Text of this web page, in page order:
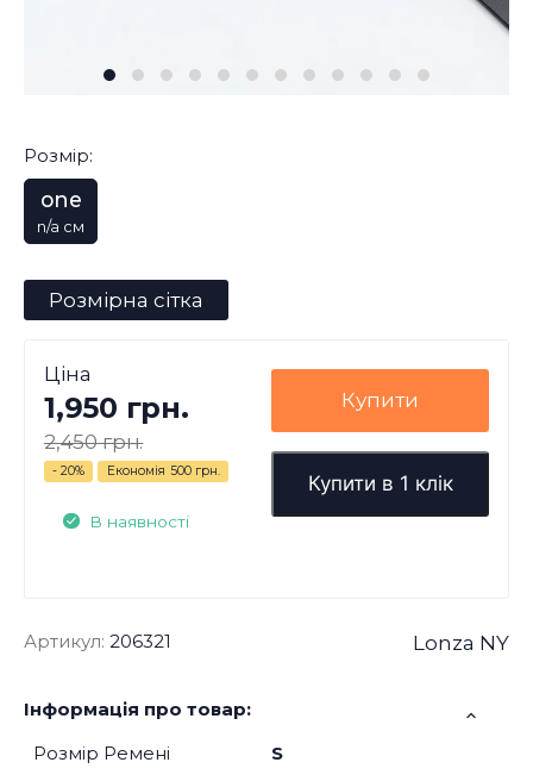
Розмір:
one
n/a см
Розмірна сітка
Ціна
1,950 грн.
2,450 грн.
- 20% Економія 500 грн.
В наявності
Купити
Купити в 1 клік
Артикул: 206321 Lonza NY
Інформація про товар:
Розмір Ремені
S